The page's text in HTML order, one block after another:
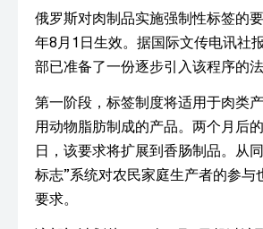
俄罗斯对肉制品实施强制性标签的
年8月1日生效。据国际文传电讯社
部已准备了一份逐步引入该程序的法
第一阶段，标签制度将适用于肉类
用动物脂肪制成的产品。两个月后
日，该要求将扩展到香肠制品。从
标志”系统对农民家庭生产者的参与
要求。